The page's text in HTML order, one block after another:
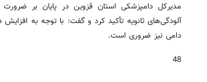
مدیرکل دامپزشکی استان قزوین در پایان بر
آلودگی‌های ثانویه تأکید کرد و گفت: با توجه به
دامی نیز ضروری است.
48